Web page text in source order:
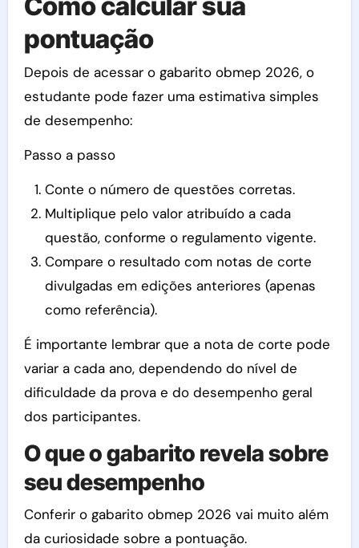
pontuação
Depois de acessar o gabarito obmep 2026, o
estudante pode fazer uma estimativa simples
de desempenho:
Passo a passo
Conte o número de questões corretas.
Multiplique pelo valor atribuído a cada
questão, conforme o regulamento vigente.
Compare o resultado com notas de corte
divulgadas em edições anteriores (apenas
como referência).
É importante lembrar que a nota de corte pode
variar a cada ano, dependendo do nível de
dificuldade da prova e do desempenho geral
dos participantes.
O que o gabarito revela sobre
seu desempenho
Conferir o gabarito obmep 2026 vai muito além
da curiosidade sobre a pontuação.